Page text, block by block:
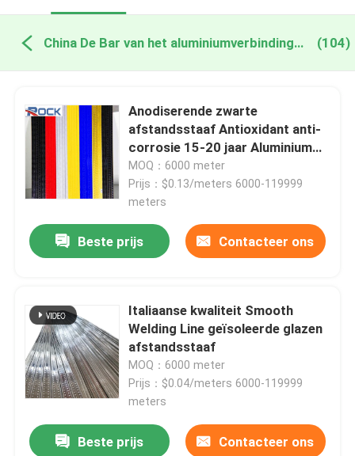
China De Bar van het aluminiumverbindingsstuk (104)
Anodiserende zwarte
afstandsstaaf Antioxidant anti-
corrosie 15-20 jaar Aluminium
afstandsstaven Zwart Voor
dubbele beglazing
MOQ：6000 meter
Prijs：$0.13/meters 6000-119999
meters
Beste prijs Contacteer ons
Italiaanse kwaliteit Smooth
Welding Line geïsoleerde glazen
afstandsstaaf
MOQ：6000 meter
Prijs：$0.04/meters 6000-119999
meters
Beste prijs Contacteer ons